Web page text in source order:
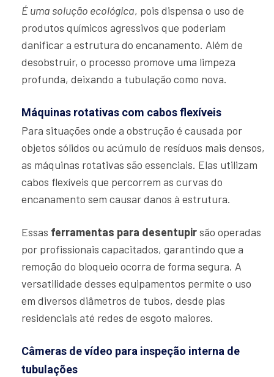
É uma solução ecológica, pois dispensa o uso de
produtos químicos agressivos que poderiam
danificar a estrutura do encanamento. Além de
desobstruir, o processo promove uma limpeza
profunda, deixando a tubulação como nova.
Máquinas rotativas com cabos flexíveis
Para situações onde a obstrução é causada por
objetos sólidos ou acúmulo de resíduos mais densos,
as máquinas rotativas são essenciais. Elas utilizam
cabos flexíveis que percorrem as curvas do
encanamento sem causar danos à estrutura.
Essas ferramentas para desentupirsão operadas
por profissionais capacitados, garantindo que a
remoção do bloqueio ocorra de forma segura. A
versatilidade desses equipamentos permite o uso
em diversos diâmetros de tubos, desde pias
residenciais até redes de esgoto maiores.
Câmeras de vídeo para inspeção interna de
tubulações